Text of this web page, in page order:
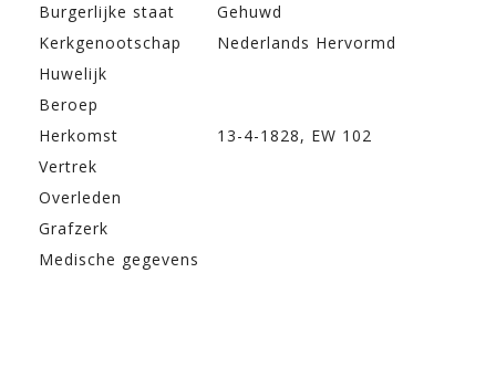
Burgerlijke staat
Gehuwd
Kerkgenootschap
Nederlands Hervormd
Huwelijk
Beroep
Herkomst
13-4-1828, EW 102
Vertrek
Overleden
Grafzerk
Medische gegevens